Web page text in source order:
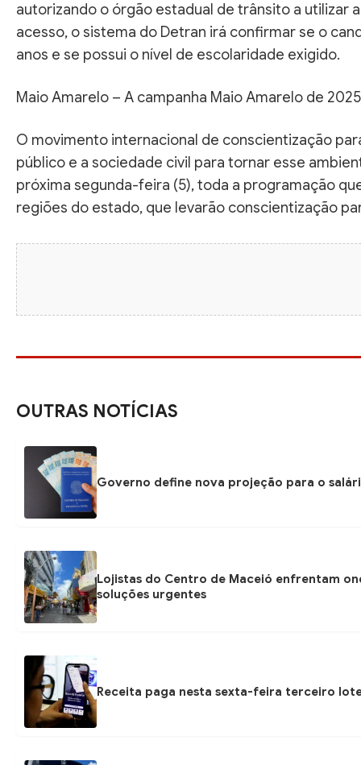
autorizando o órgão estadual de trânsito a utilizar
acesso, o sistema do Detran irá confirmar se o
anos e se possui o nível de escolaridade exigido.
Maio Amarelo – A campanha Maio Amarelo de
O movimento internacional de conscientização
público e a sociedade civil para tornar esse
próxima segunda-feira (5), toda a programação
regiões do estado, que levarão conscientização
OUTRAS NOTÍCIAS
Governo define nova projeção para o
Lojistas do Centro de Maceió enfrentam
soluções urgentes
Receita paga nesta sexta-feira terceiro